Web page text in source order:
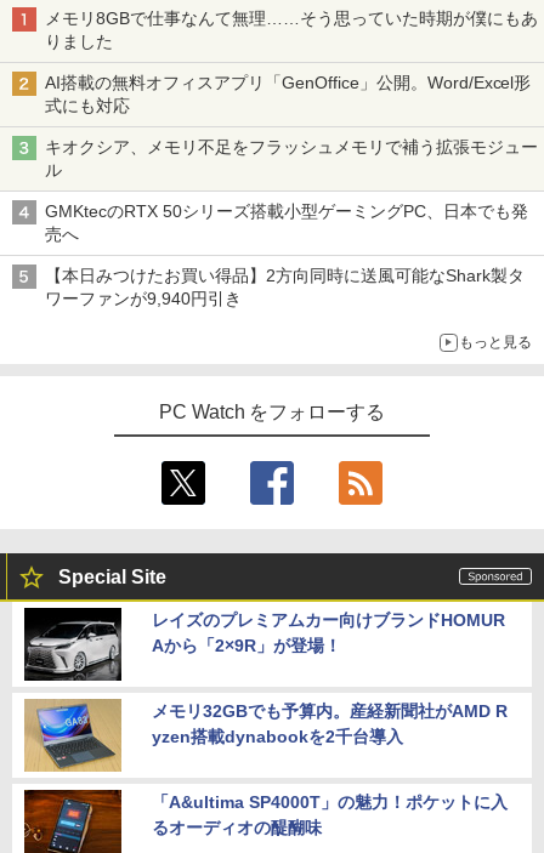
メモリ8GBで仕事なんて無理……そう思っていた時期が僕にもあ
りました
AI搭載の無料オフィスアプリ「GenOffice」公開。Word/Excel形
式にも対応
キオクシア、メモリ不足をフラッシュメモリで補う拡張モジュー
ル
GMKtecのRTX 50シリーズ搭載小型ゲーミングPC、日本でも発
売へ
【本日みつけたお買い得品】2方向同時に送風可能なShark製タ
ワーファンが9,940円引き
もっと見る
PC Watch をフォローする
Special Site
レイズのプレミアムカー向けブランドHOMUR
Aから「2×9R」が登場！
メモリ32GBでも予算内。産経新聞社がAMD R
yzen搭載dynabookを2千台導入
「A&ultima SP4000T」の魅力！ポケットに入
るオーディオの醍醐味